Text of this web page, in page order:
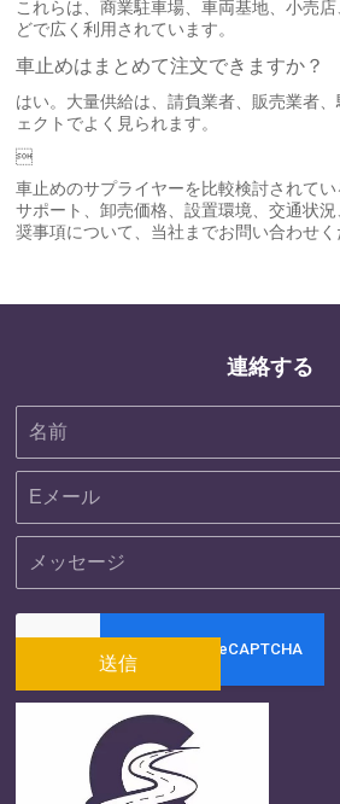
これらは、商業駐車場、車両基地、小売
どで広く利用されています。
車止めはまとめて注文できますか？
はい。大量供給は、請負業者、販売業者
ェクトでよく見られます。

車止めのサプライヤーを比較検討されてい
サポート、卸売価格、設置環境、交通状
奨事項について、当社までお問い合わせく
連絡する
送信